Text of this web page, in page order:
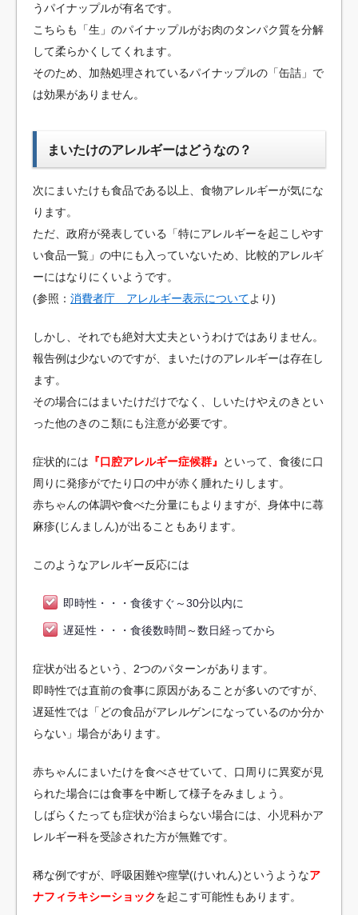
うパイナップルが有名です。
こちらも「生」のパイナップルがお肉のタンパク質を分解
して柔らかくしてくれます。
そのため、加熱処理されているパイナップルの「缶詰」で
は効果がありません。
まいたけのアレルギーはどうなの？
次にまいたけも食品である以上、食物アレルギーが気にな
ります。
ただ、政府が発表している「特にアレルギーを起こしやす
い食品一覧」の中にも入っていないため、比較的アレルギ
ーにはなりにくいようです。
(参照： 消費者庁 アレルギー表示についてより)
しかし、それでも絶対大丈夫というわけではありません。
報告例は少ないのですが、まいたけのアレルギーは存在し
ます。
その場合にはまいたけだけでなく、しいたけやえのきとい
った他のきのこ類にも注意が必要です。
症状的には 『口腔アレルギー症候群』
といって、食後に口
周りに発疹がでたり口の中が赤く腫れたりします。
赤ちゃんの体調や食べた分量にもよりますが、身体中に蕁
麻疹(じんましん)が出ることもあります。
このようなアレルギー反応には
即時性・・・食後すぐ～30分以内に
遅延性・・・食後数時間～数日経ってから
症状が出るという、2つのパターンがあります。
即時性では直前の食事に原因があることが多いのですが、
遅延性では「どの食品がアレルゲンになっているのか分か
らない」場合があります。
赤ちゃんにまいたけを食べさせていて、口周りに異変が見
られた場合には食事を中断して様子をみましょう。
しばらくたっても症状が治まらない場合には、小児科かア
レルギー科を受診された方が無難です。
稀な例ですが、呼吸困難や痙攣(けいれん)というようなア
ナフィラキシーショックを起こす可能性もあります。